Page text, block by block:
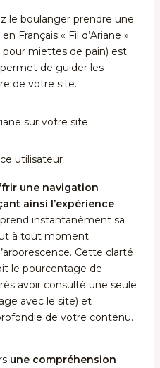
le boulanger prendre une
Français « Fil d’Ariane »
pour miettes de pain) est
de guider les
de votre site.
sur votre site
utilisateur
une navigation
ainsi l’expérience
instantanément sa
à tout moment
Cette clarté
le pourcentage de
avoir consulté une seule
avec le site) et
de votre contenu.
une compréhension